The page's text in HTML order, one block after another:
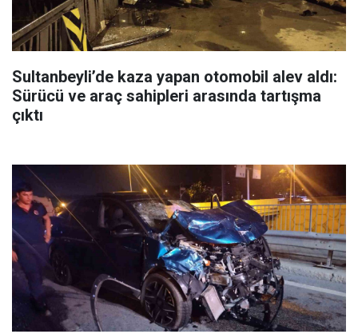
Sultanbeyli’de kaza yapan otomobil alev aldı:
Sürücü ve araç sahipleri arasında tartışma
çıktı